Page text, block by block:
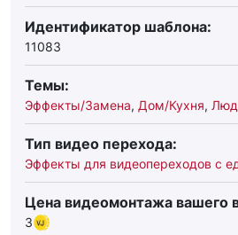
Идентификатор шаблона:
11083
Темы:
Эффекты/Замена, Дом/Кухня,
Тип видео перехода:
Эффекты для видеопереходов с
Цена видеомонтажа вашего
3